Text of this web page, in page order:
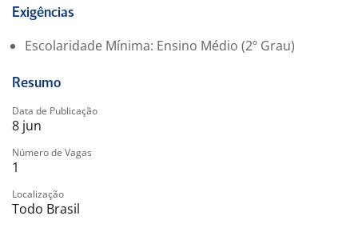
Você terá acesso a programas de desenvolvimento
Ambiente de trabalho colaborativo e dinâmico
Oportunidades de crescimento dentro da empresa
O cargo oferece oportunidades de desenvolvimento e
crescimento profissional.
Exigências
Escolaridade Mínima: Ensino Médio (2º Grau)
Resumo
Data de Publicação
8 jun
Número de Vagas
1
Localização
Todo Brasil